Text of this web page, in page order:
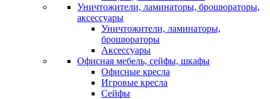
Уничтожители, ламинаторы, брошюраторы,
аксессуары
Уничтожители, ламинаторы,
брошюраторы
Аксессуары
Офисная мебель, сейфы, шкафы
Офисные кресла
Игровые кресла
Сейфы